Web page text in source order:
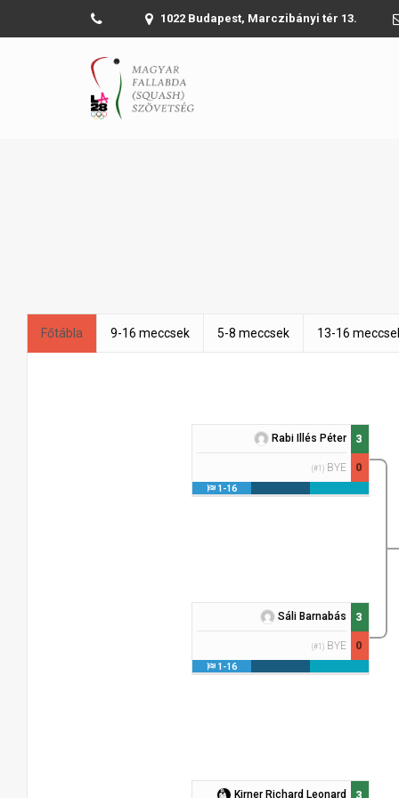
1022 Budapest, Marczibányi tér 13.
Főtábla 9-16 meccsek 5-8 meccsek 13-16
Rabi Illés Péter
(#1) BYE
3
0
1-16
Sáli Barnabás
(#1) BYE
3
0
1-16
Kirner Richard Leonard 3